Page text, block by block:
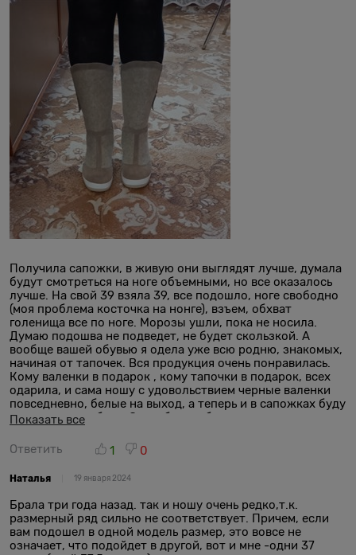
Получила сапожки, в живую они выглядят лучше, думала
будут смотреться на ноге объемными, но все оказалось
лучше. На свой 39 взяла 39, все подошло, ноге свободно
(моя проблема косточка на нонге), взъем, обхват
голенища все по ноге. Морозы ушли, пока не носила.
Думаю подошва не подведет, не будет скользкой. А
вообще вашей обувью я одела уже всю родню, знакомых,
начиная от тапочек. Вся продукция очень понравилась.
Кому валенки в подарок , кому тапочки в подарок, всех
одарила, и сама ношу с удовольствием черные валенки
повседневно, белые на выход, а теперь и в сапожках буду
щеголять на работу. Спасибо вам большое.
Показать все
Ответить 1 0
Наталья 19 января 2024
Брала три года назад. так и ношу очень редко,т.к.
размерный ряд сильно не соответствует. Причем, если
вам подошел в одной модель размер, это вовсе не
означает, что подойдет в другой, вот и мне -одни 37